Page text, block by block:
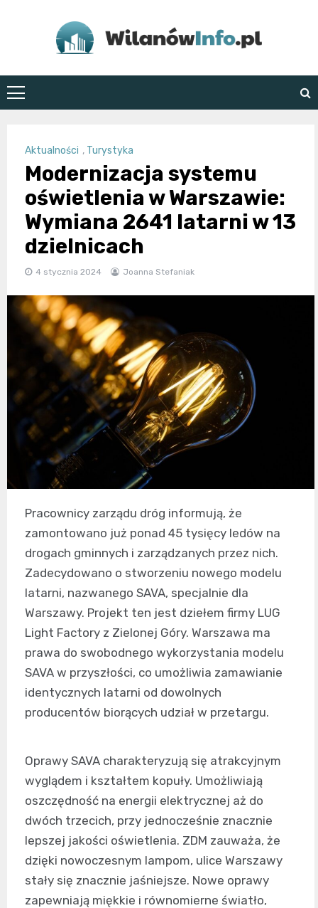
WilanówInfo.pl
Aktualności , Turystyka
Modernizacja systemu
oświetlenia w Warszawie:
Wymiana 2641 latarni w 13
dzielnicach
4 stycznia 2024 Joanna Stefaniak
Pracownicy zarządu dróg informują, że
zamontowano już ponad 45 tysięcy ledów na
drogach gminnych i zarządzanych przez nich.
Zadecydowano o stworzeniu nowego modelu
latarni, nazwanego SAVA, specjalnie dla
Warszawy. Projekt ten jest dziełem firmy LUG
Light Factory z Zielonej Góry. Warszawa ma
prawa do swobodnego wykorzystania modelu
SAVA w przyszłości, co umożliwia zamawianie
identycznych latarni od dowolnych
producentów biorących udział w przetargu.
Oprawy SAVA charakteryzują się atrakcyjnym
wyglądem i kształtem kopuły. Umożliwiają
oszczędność na energii elektrycznej aż do
dwóch trzecich, przy jednocześnie znacznie
lepszej jakości oświetlenia. ZDM zauważa, że
dzięki nowoczesnym lampom, ulice Warszawy
stały się znacznie jaśniejsze. Nowe oprawy
zapewniają miękkie i równomierne światło,